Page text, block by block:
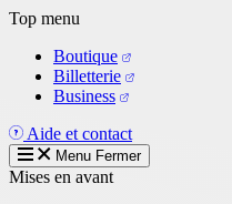
Aller
contenu
principal
Top menu
Boutique
Billetterie
Business
Aide et contact
Menu Fermer
Mises en avant